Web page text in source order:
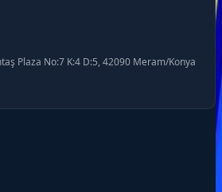
Plaza No:7 K:4 D:5, 42090 Meram/Konya